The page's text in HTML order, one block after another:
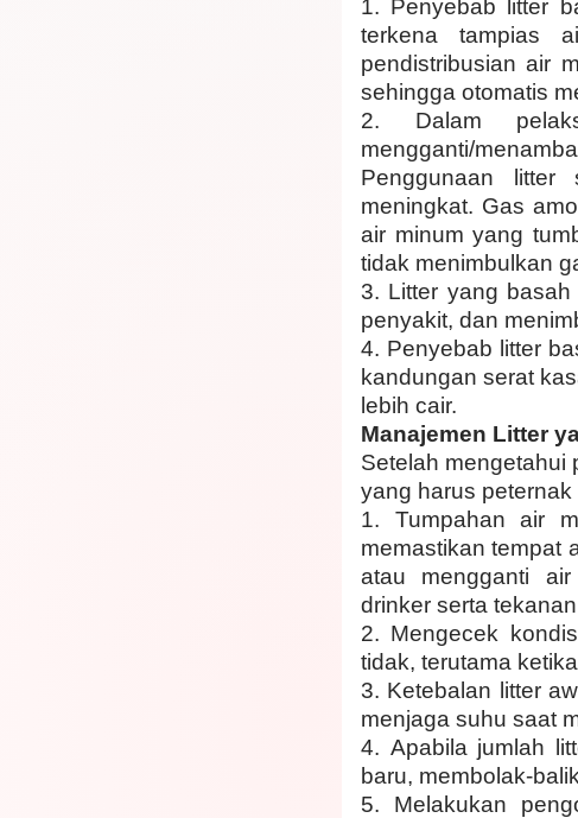
1. Penyebab litter
terkena tampias
pendistribusian air
sehingga otomatis
2. Dalam
mengganti/
Penggunaan litter
meningkat. Gas
air minum yang
tidak menimbulkan
3. Litter yang
penyakit, dan
4. Penyebab litter
kandungan serat
lebih cair.
Manajemen Litter
Setelah mengetahui
yang harus
1. Tumpahan air
memastikan tempat
atau mengganti
drinker serta
2. Mengecek
tidak, terutama
3. Ketebalan litter
menjaga suhu saat
4. Apabila jumlah
baru, membolak-
5. Melakukan